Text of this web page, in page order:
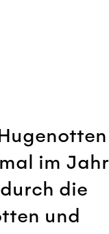
im Jahr
die
und